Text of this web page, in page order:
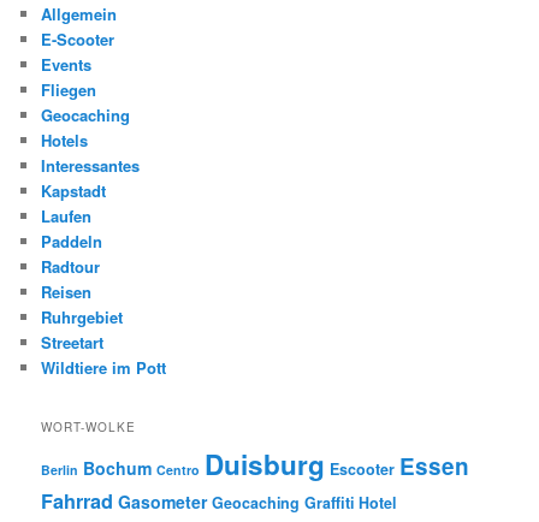
Allgemein
E-Scooter
Events
Fliegen
Geocaching
Hotels
Interessantes
Kapstadt
Laufen
Paddeln
Radtour
Reisen
Ruhrgebiet
Streetart
Wildtiere im Pott
WORT-WOLKE
Berlin Bochum Centro Duisburg Escooter Essen
Fahrrad Gasometer Geocaching Graffiti Hotel